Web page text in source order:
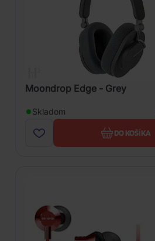
Moondrop Edge - Grey
Skladom
DO KOŠÍKA